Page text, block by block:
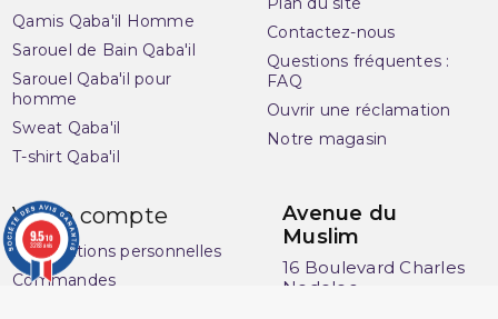
Qamis Qaba'il Homme
Sarouel de Bain Qaba'il
Sarouel Qaba'il pour
homme
Sweat Qaba'il
T-shirt Qaba'il
Contactez-nous
Questions fréquentes :
FAQ
Ouvrir une réclamation
Notre magasin
Votre compte
Informations personnelles
Commandes
Avenue du
Muslim
16 Boulevard Charles
Nedelec
9.5/10
3283 avis